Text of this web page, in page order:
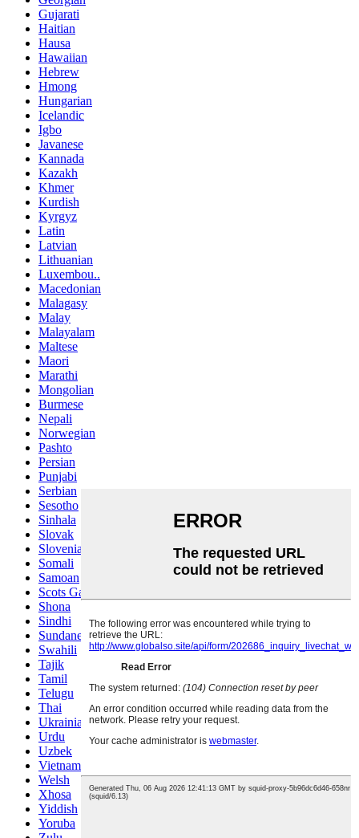
Gujarati
Haitian
Hausa
Hawaiian
Hebrew
Hmong
Hungarian
Icelandic
Igbo
Javanese
Kannada
Kazakh
Khmer
Kurdish
Kyrgyz
Latin
Latvian
Lithuanian
Luxembou..
Macedonian
Malagasy
Malay
Malayalam
Maltese
Maori
Marathi
Mongolian
Burmese
Nepali
Norwegian
Pashto
Persian
Punjabi
Serbian
Sesotho
Sinhala
Slovak
Slovenian
Somali
Samoan
Scots Gaelic
Shona
Sindhi
Sundanese
Swahili
Tajik
Tamil
Telugu
Thai
Ukrainian
Urdu
Uzbek
Vietnamese
Welsh
Xhosa
Yiddish
Yoruba